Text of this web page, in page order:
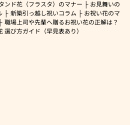
ンド花（フラスタ）のマナー
お見舞いの
新築引っ越し祝いコラム
お祝い花のマ
職場上司や先輩へ贈るお祝い花の正解は？
選び方ガイド（早見表あり）